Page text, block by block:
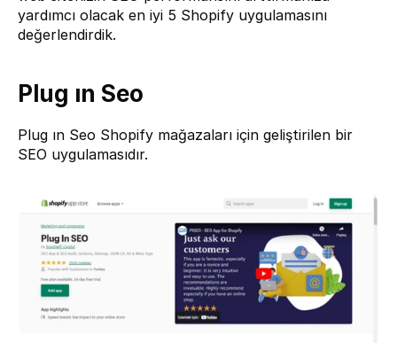
yardımcı olacak en iyi 5 Shopify uygulamasını
değerlendirdik.
Plug ın Seo
Plug ın Seo Shopify mağazaları için geliştirilen bir
SEO uygulamasıdır.